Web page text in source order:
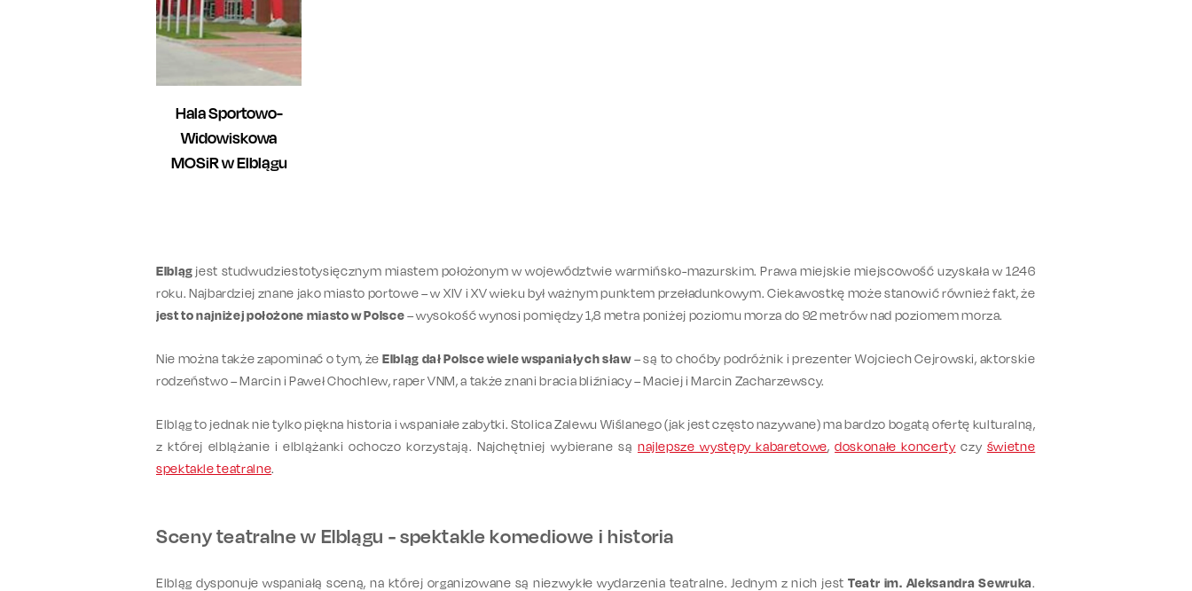
Hala Sportowo-
Widowiskowa
MOSiR w Elblągu
Elbląg jest studwudziestotysięcznym miastem położonym w województwie warmińsko-mazurskim. Prawa miejskie miejscowość uzyskała w 1246
roku. Najbardziej znane jako miasto portowe – w XIV i XV wieku był ważnym punktem przeładunkowym. Ciekawostkę może stanowić również fakt, że
jest to najniżej położone miasto w Polsce– wysokość wynosi pomiędzy 1,8 metra poniżej poziomu morza do 92 metrów nad poziomem morza.
Nie można także zapominać o tym, żeElbląg dał Polsce wiele wspaniałych sław– są to choćby podróżnik i prezenter Wojciech Cejrowski, aktorskie
rodzeństwo – Marcin i Paweł Chochlew, raper VNM, a także znani bracia bliźniacy – Maciej i Marcin Zacharzewscy.
Elbląg to jednak nie tylko piękna historia i wspaniałe zabytki. Stolica Zalewu Wiślanego (jak jest często nazywane) ma bardzo bogatą ofertę kulturalną,
z której elblążanie i elblążanki ochoczo korzystają. Najchętniej wybierane są najlepsze występy kabaretowe,doskonałe koncertyczy świetne
spektakle teatralne.
Sceny teatralne w Elblągu - spektakle komediowe i historia
Elbląg dysponuje wspaniałą sceną, na której organizowane są niezwykłe wydarzenia teatralne. Jednym z nich jestTeatr im. Aleksandra Sewruka.